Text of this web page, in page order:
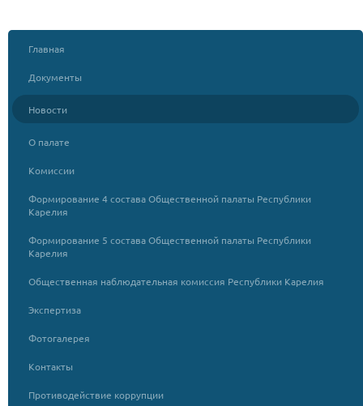
Главная
Документы
Новости
О палате
Комиссии
Формирование 4 состава Общественной палаты Республики
Карелия
Формирование 5 состава Общественной палаты Республики
Карелия
Общественная наблюдательная комиссия Республики Карелия
Экспертиза
Фотогалерея
Контакты
Противодействие коррупции